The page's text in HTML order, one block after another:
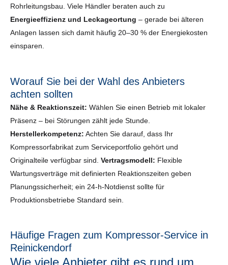
Rohrleitungsbau. Viele Händler beraten auch zu
Energieeffizienz und Leckageortung – gerade bei älteren
Anlagen lassen sich damit häufig 20–30 % der Energiekosten
einsparen.
Worauf Sie bei der Wahl des Anbieters
achten sollten
Nähe & Reaktionszeit: Wählen Sie einen Betrieb mit lokaler
Präsenz – bei Störungen zählt jede Stunde.
Herstellerkompetenz: Achten Sie darauf, dass Ihr
Kompressorfabrikat zum Serviceportfolio gehört und
Originalteile verfügbar sind. Vertragsmodell: Flexible
Wartungsverträge mit definierten Reaktionszeiten geben
Planungssicherheit; ein 24-h-Notdienst sollte für
Produktionsbetriebe Standard sein.
Häufige Fragen zum Kompressor-Service in
Reinickendorf
Wie viele Anbieter gibt es rund um